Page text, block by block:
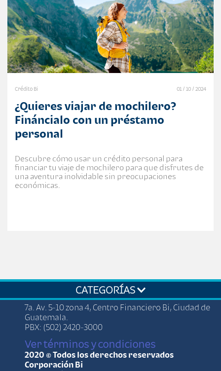
Crédito Bi 01 / 10 / 2024
¿Quieres viajar de mochilero?
Fináncialo con un préstamo
personal
Descubre cómo usar un crédito personal para
financiar tu viaje de mochilero para que disfrutes de
una aventura inolvidable sin preocupaciones
económicas.
CATEGORÍAS
7a. Av. 5-10 zona 4, Centro Financiero Bi, Ciudad de
Guatemala.
PBX: (502) 2420-3000
Ver términos y condiciones
2020 © Todos los derechos reservados
Corporación Bi